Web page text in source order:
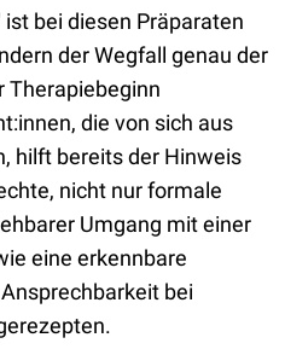
bei diesen Präparaten
der Wegfall genau der
Therapiebeginn
die von sich aus
hilft bereits der Hinweis
nicht nur formale
Umgang mit einer
eine erkennbare
bei